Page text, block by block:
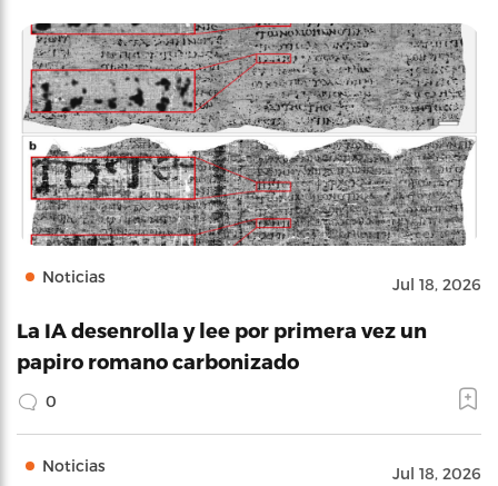
Noticias Jul 18, 2026
La IA desenrolla y lee por primera vez un
papiro romano carbonizado
0
Noticias Jul 18, 2026